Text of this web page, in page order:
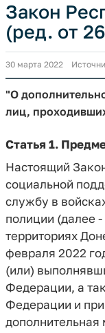
Закон
(ред. от
30 марта 2022
"О
лиц,
Статья 1.
Настоящий
социальной
службу в
полиции (далее
территориях
февраля 2022
(или)
Федерации, а
Федерации и